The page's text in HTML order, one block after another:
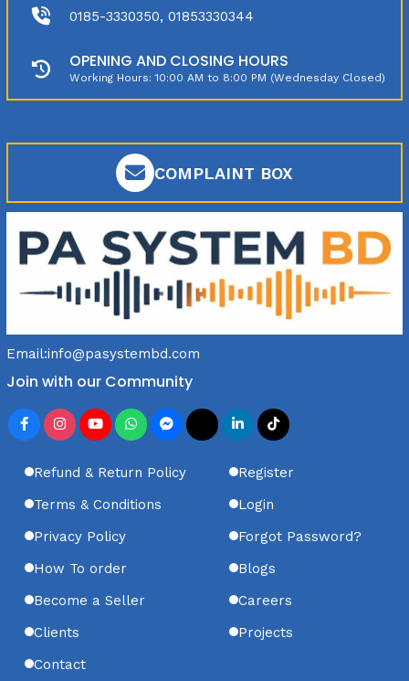
0185-3330350, 01853330344
OPENING AND CLOSING HOURS
Working Hours: 10:00 AM to 8:00 PM (Wednesday Closed)
COMPLAINT BOX
Email:info@pasystembd.com
Join with our Community
Refund & Return Policy
Terms & Conditions
Privacy Policy
How To order
Become a Seller
Clients
Contact
Register
Login
Forgot Password?
Blogs
Careers
Projects